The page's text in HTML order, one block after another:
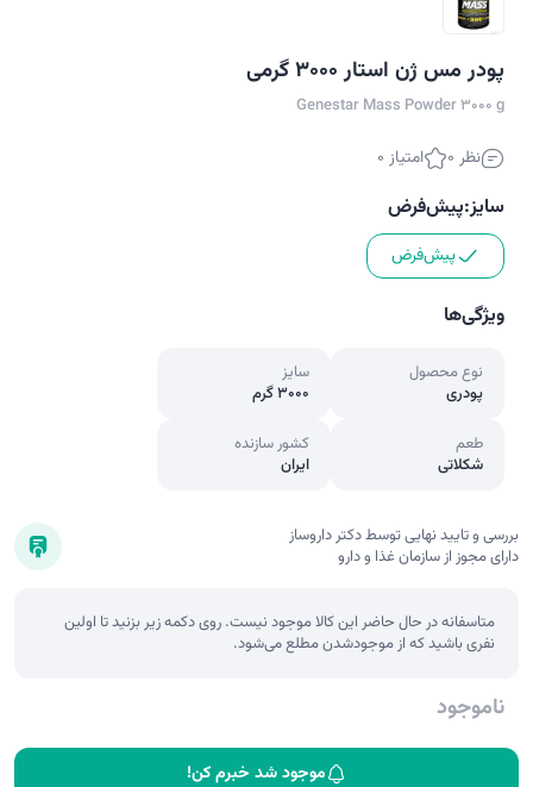
پودر مس ژن استار 3000 گرمی
Genestar Mass Powder 3000 g
نظر 0 امتیاز 0
سایز:پیش‌فرض
پیش‌فرض
ویژگی‌ها
نوع محصول
پودری
سایز
3000 گرم
طعم
شکلاتی
کشور سازنده
ایران
بررسی و تایید نهایی توسط دکتر داروساز
دارای مجوز از سازمان غذا و دارو
متاسفانه در حال حاضر این کالا موجود نیست. روی دکمه زیر بزنید تا اولین
نفری باشید که از موجودشدن مطلع می‌شود.
ناموجود
موجود شد خبرم کن!